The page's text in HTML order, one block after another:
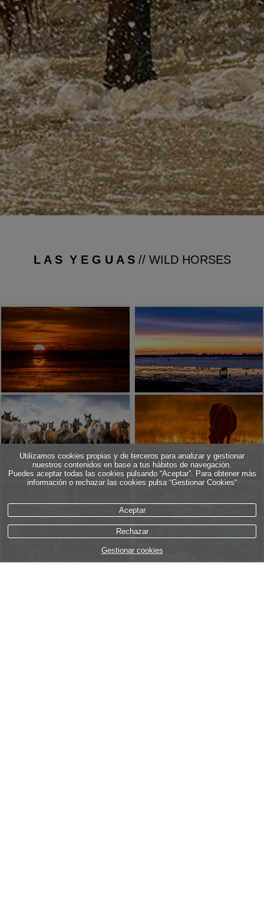
L A S Y E G U A S// WILD HORSES
Utilizamos cookies propias y de terceros para analizar y gestionar
nuestros contenidos en base a tus hábitos de navegación.
Puedes aceptar todas las cookies pulsando “Aceptar”. Para obtener más
información o rechazar las cookies pulsa “Gestionar Cookies“
Aceptar
Rechazar
Gestionar cookies